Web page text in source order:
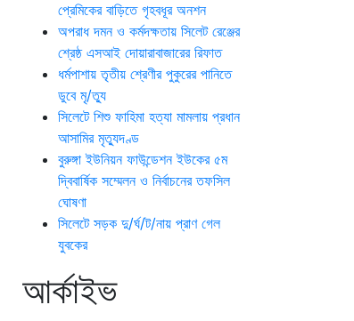
প্রেমিকের বাড়িতে গৃহবধূর অনশন
অপরাধ দমন ও কর্মদক্ষতায় সিলেট রেঞ্জের
শ্রেষ্ঠ এসআই দোয়ারাবাজারের রিফাত
ধর্মপাশায় তৃতীয় শ্রেণীর পুকুরের পানিতে
ডুবে মৃ/ত্যু
সিলেটে শিশু ফাহিমা হত্যা মামলায় প্রধান
আসামির মৃত্যুদণ্ড
বুরুঙ্গা ইউনিয়ন ফাউন্ডেশন ইউকের ৫ম
দ্বিবার্ষিক সম্মেলন ও নির্বাচনের তফসিল
ঘোষণা
সিলেটে সড়ক দু/র্ঘ/ট/নায় প্রাণ গেল
যুবকের
আর্কাইভ